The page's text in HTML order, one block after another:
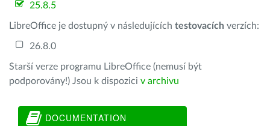
25.8.5
LibreOffice je dostupný v následujících testovacích verzích:
26.8.0
Starší verze programu LibreOffice (nemusí být
podporovány!) Jsou k dispozici v archivu
DOCUMENTATION